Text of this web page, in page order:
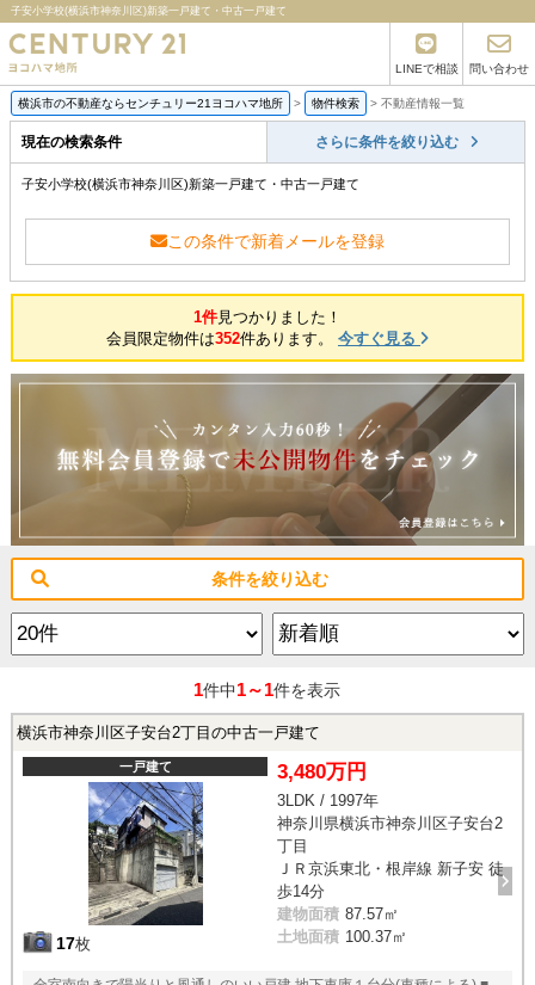
子安小学校(横浜市神奈川区)新築一戸建て・中古一戸建て
LINEで相談 問い合わせ
横浜市の不動産ならセンチュリー21ヨコハマ地所 > 物件検索 > 不動産情報一覧
現在の検索条件 さらに条件を絞り込む
子安小学校(横浜市神奈川区)新築一戸建て・中古一戸建て
この条件で新着メールを登録
1件見つかりました！
会員限定物件は352件あります。 今すぐ見る
条件を絞り込む
1件中1～1件を表示
横浜市神奈川区子安台2丁目の中古一戸建て
一戸建て
17枚
3,480万円
3LDK / 1997年
神奈川県横浜市神奈川区子安台2
丁目
ＪＲ京浜東北・根岸線 新子安 徒
歩14分
建物面積 87.57㎡
土地面積 100.37㎡